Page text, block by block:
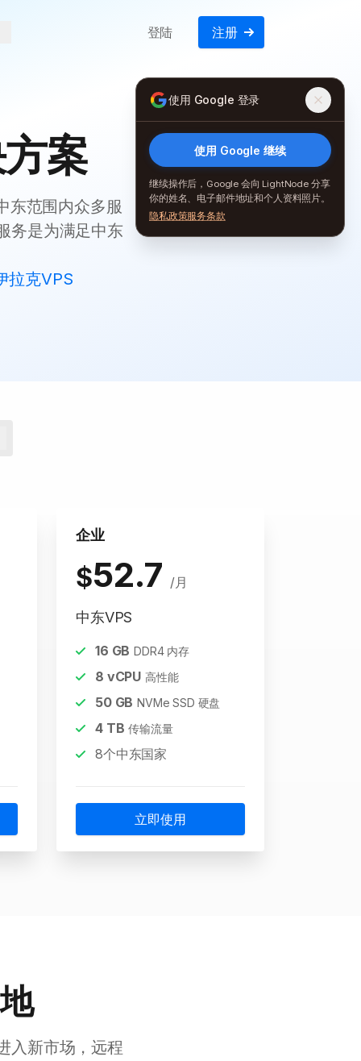
登陆 注册
使用 Google 登录
使用 Google 继续
继续操作后，Google 会向 LightNode 分享
你的姓名、电子邮件地址和个人资料照片。
隐私政策服务条款
案
东范围内众多服
务是为满足中东
拉克VPS
企业
$52.7 /月
中东VPS
16 GB DDR4 内存
8 vCPU 高性能
50GB NVMe SSD 硬盘
4TB 传输流量
8个中东国家
立即使用
入新市场，远程